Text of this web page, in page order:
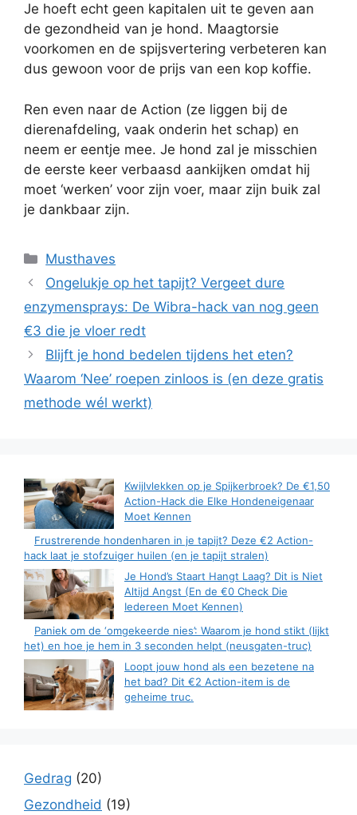
Je hoeft echt geen kapitalen uit te geven aan
de gezondheid van je hond. Maagtorsie
voorkomen en de spijsvertering verbeteren kan
dus gewoon voor de prijs van een kop koffie.
Ren even naar de Action (ze liggen bij de
dierenafdeling, vaak onderin het schap) en
neem er eentje mee. Je hond zal je misschien
de eerste keer verbaasd aankijken omdat hij
moet ‘werken’ voor zijn voer, maar zijn buik zal
je dankbaar zijn.
Categorieën
Musthaves
Ongelukje op het tapijt? Vergeet dure
enzymensprays: De Wibra-hack van nog geen
€3 die je vloer redt
Blijft je hond bedelen tijdens het eten?
Waarom ‘Nee’ roepen zinloos is (en deze gratis
methode wél werkt)
Kwijlvlekken op je Spijkerbroek? De €1,50
Action-Hack die Elke Hondeneigenaar
Moet Kennen
Frustrerende hondenharen in je tapijt? Deze €2 Action-
hack laat je stofzuiger huilen (en je tapijt stralen)
Je Hond’s Staart Hangt Laag? Dit is Niet
Altijd Angst (En de €0 Check Die
Iedereen Moet Kennen)
Paniek om de ‘omgekeerde nies’: Waarom je hond stikt (lijkt
het) en hoe je hem in 3 seconden helpt (neusgaten-truc)
Loopt jouw hond als een bezetene na
het bad? Dit €2 Action-item is de
geheime truc.
Gedrag (20)
Gezondheid (19)